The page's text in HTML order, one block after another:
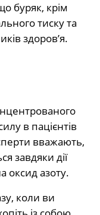
буряк, крім
тиску та
здоров’я.
в пацієнтів
вважають,
завдяки дії
оксид азоту.
коли ви